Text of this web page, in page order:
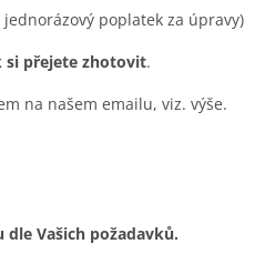
poplatek za úpravy)
přejete zhotovit.
na našem emailu, viz. výše.
Vašich požadavků.